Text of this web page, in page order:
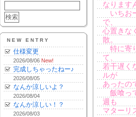
NEW ENTRY
仕様変更
2026/08/06 New!
完成しちゃったねー♪
2026/08/05
なんか涼しいよ？
2026/08/04
なんか涼しい！？
2026/08/03
なります
いちお
で、
心置きな
散。
特に寄
て、
若干遅く
ルが
あったの
飯喰っ
週も
マターリ